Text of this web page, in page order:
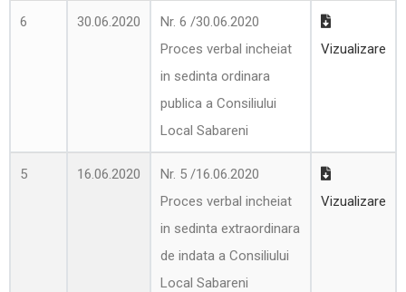
6 30.06.2020
Nr. 6 /30.06.2020
Proces verbal incheiat
in sedinta ordinara
publica a Consiliului
Local Sabareni
Vizualizare
5 16.06.2020
Nr. 5 /16.06.2020
Proces verbal incheiat
in sedinta extraordinara
de indata a Consiliului
Local Sabareni
Vizualizare